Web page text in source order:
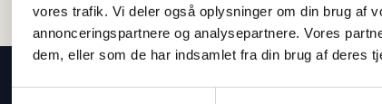
vores trafik. Vi deler også oplysninger om din brug af
annonceringspartnere og analysepartnere. Vores
dem, eller som de har indsamlet fra din brug af deres